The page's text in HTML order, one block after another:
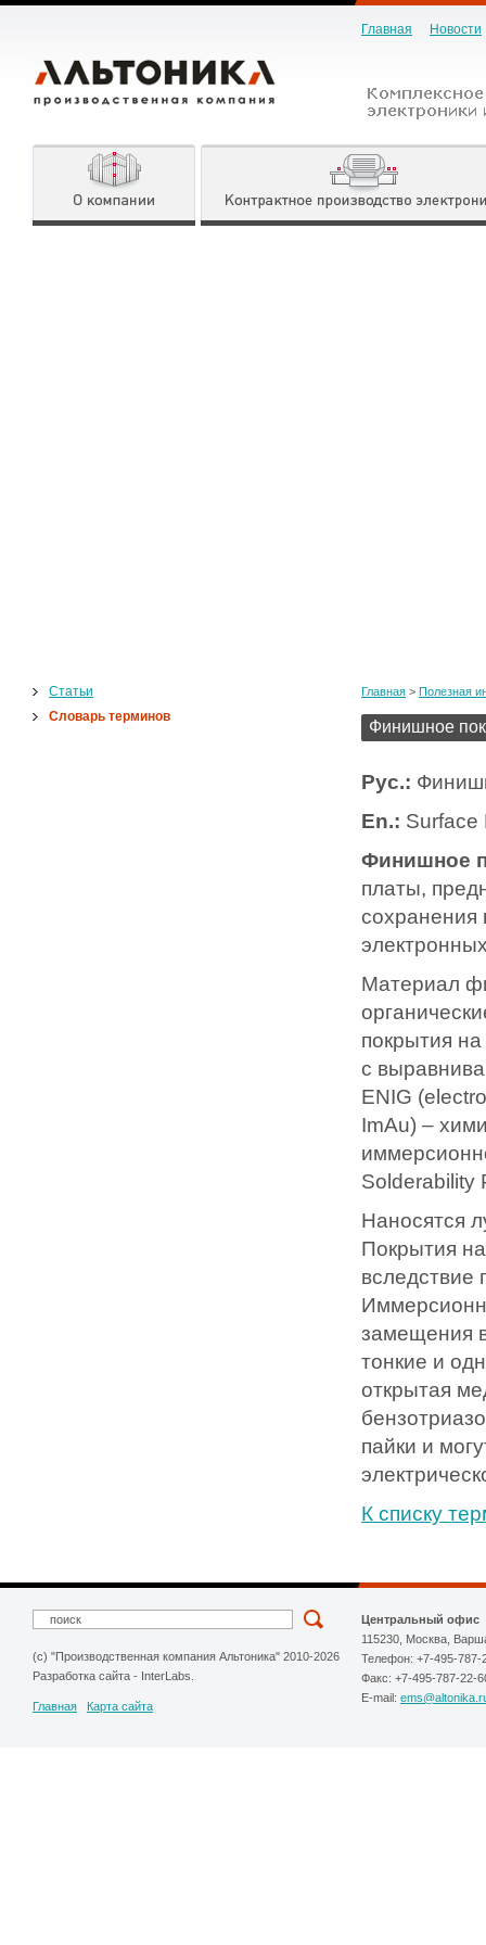
Главная Новости
Статьи
Словарь терминов
Главная > Полезная
Финишное
Рус.:
En.: Surface
Финишное
платы,
сохранения
Материал
покрытия
с
ENIG
ImAu) –
Solderability
Наносятся
Покрытия
вследствие
замещения
тонкие и
открытая
пайки и
К списку
(c) "Производственная компания Альтоника" 2010-2026
Разработка сайта - InterLabs
Главная Карта сайта
Центральный офис
115230, Москва,
Телефон: +7-495-787-
Факс: +7-495-787-22-
E-mail: